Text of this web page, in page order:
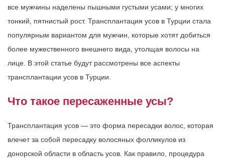
все мужчины наделены пышными густыми усами; у многих
тонкий, пятнистый рост. Трансплантация усов в Турции стала
популярным вариантом для мужчин, которые хотят добиться
более мужественного внешнего вида, утолщая волосы на
лице. В этой статье будут рассмотрены все аспекты
трансплантации усов в Турции.
Что такое пересаженные усы?
Трансплантация усов — это форма пересадки волос, которая
влечет за собой пересадку волосяных фолликулов из
донорской области в область усов. Как правило, процедура